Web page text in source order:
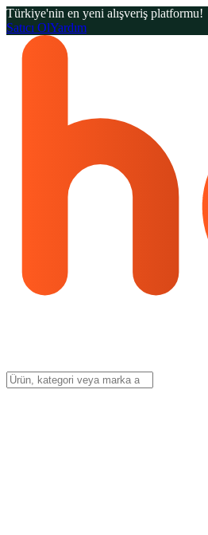
Türkiye'nin en yeni alışveriş platformu!
Satıcı OlYardım